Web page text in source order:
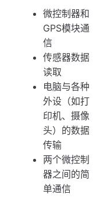
微控制器和
GPS模块通
信
传感器数据
读取
电脑与各种
外设（如打
印机、摄像
头）的数据
传输
两个微控制
器之间的简
单通信